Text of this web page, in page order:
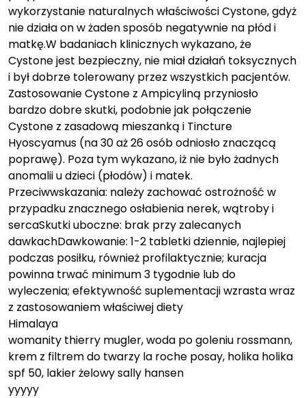
wykorzystanie naturalnych właściwości Cystone, gdyż
nie działa on w żaden sposób negatywnie na płód i
matkę.W badaniach klinicznych wykazano, że
Cystone jest bezpieczny, nie miał działań toksycznych
i był dobrze tolerowany przez wszystkich pacjentów.
Zastosowanie Cystone z Ampicyliną przyniosło
bardzo dobre skutki, podobnie jak połączenie
Cystone z zasadową mieszanką i Tincture
Hyoscyamus (na 30 aż 26 osób odniosło znaczącą
poprawę). Poza tym wykazano, iż nie było żadnych
anomalii u dzieci (płodów) i matek.
Przeciwwskazania: należy zachować ostrożność w
przypadku znacznego osłabienia nerek, wątroby i
sercaSkutki uboczne: brak przy zalecanych
dawkachDawkowanie: 1-2 tabletki dziennie, najlepiej
podczas posiłku, również profilaktycznie; kuracja
powinna trwać minimum 3 tygodnie lub do
wyleczenia; efektywność suplementacji wzrasta wraz
z zastosowaniem właściwej diety
Himalaya
womanity thierry mugler, woda po goleniu rossmann,
krem z filtrem do twarzy la roche posay, holika holika
spf 50, lakier żelowy sally hansen
yyyyy